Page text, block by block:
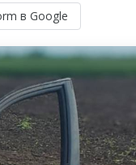
в Google